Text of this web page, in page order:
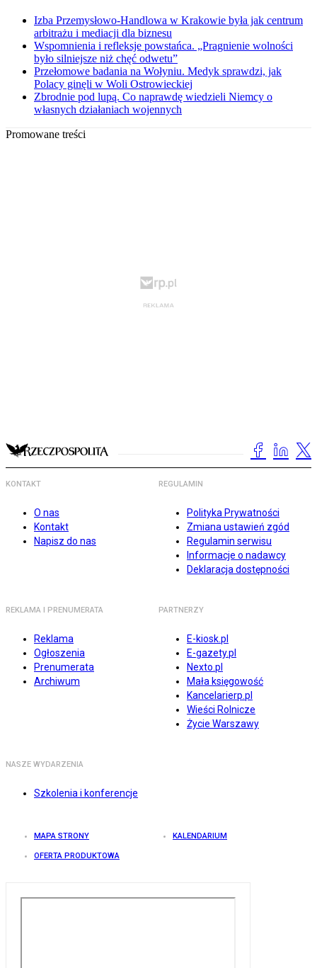
Izba Przemysłowo-Handlowa w Krakowie była jak centrum
arbitrażu i mediacji dla biznesu
Wspomnienia i refleksje powstańca. „Pragnienie wolności
było silniejsze niż chęć odwetu”
Przełomowe badania na Wołyniu. Medyk sprawdzi, jak
Polacy ginęli w Woli Ostrowieckiej
Zbrodnie pod lupą. Co naprawdę wiedzieli Niemcy o
własnych działaniach wojennych
Promowane treści
KONTAKT
O nas
Kontakt
Napisz do nas
REGULAMIN
Polityka Prywatności
Zmiana ustawień zgód
Regulamin serwisu
Informacje o nadawcy
Deklaracja dostępności
REKLAMA I PRENUMERATA
Reklama
Ogłoszenia
Prenumerata
Archiwum
PARTNERZY
E-kiosk.pl
E-gazety.pl
Nexto.pl
Mała księgowość
Kancelarierp.pl
Wieści Rolnicze
Życie Warszawy
NASZE WYDARZENIA
Szkolenia i konferencje
MAPA STRONY KALENDARIUM
OFERTA PRODUKTOWA